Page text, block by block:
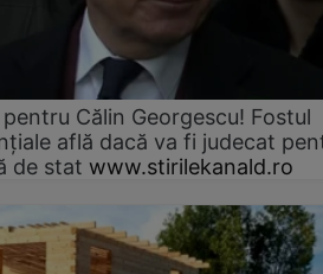
pentru Călin Georgescu! Fostul
află dacă va fi judecat
de stat www.stirilekanald.ro